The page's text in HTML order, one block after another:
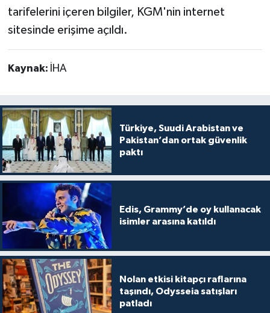
tarifelerini içeren bilgiler, KGM'nin internet
sitesinde erişime açıldı.
Kaynak: İHA
Türkiye, Suudi Arabistan ve
Pakistan’dan ortak güvenlik
paktı
Edis, Grammy’de oy kullanacak
isimler arasına katıldı
Nolan etkisi kitapçı raflarına
taşındı, Odysseia satışları
patladı